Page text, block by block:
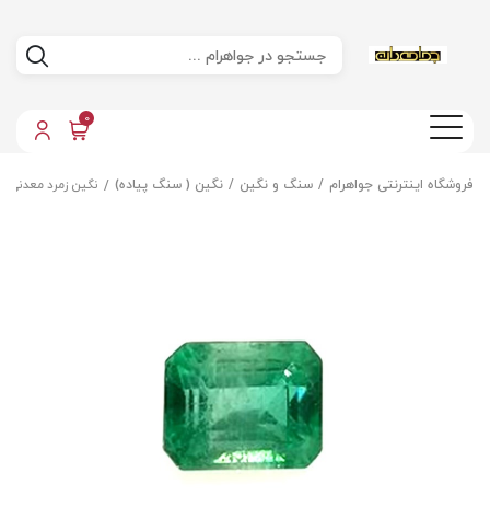
0
فروشگاه اینترنتی جواهرام سنگ و نگین نگین ( سنگ پیاده) نگین زمرد معدنی